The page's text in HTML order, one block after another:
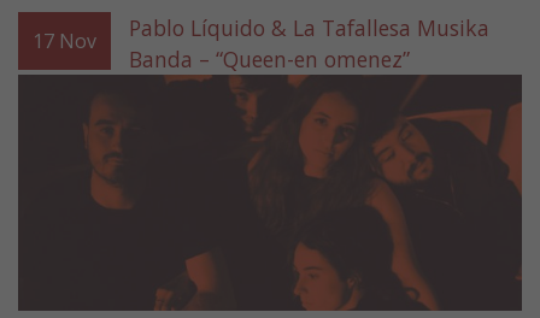
17 Nov
Pablo Líquido & La Tafallesa Musika
Banda – “Queen-en omenez”